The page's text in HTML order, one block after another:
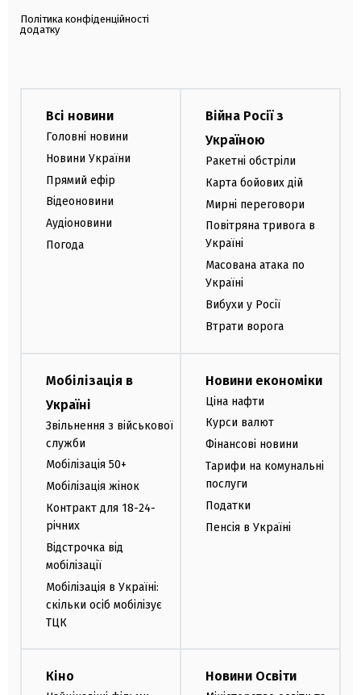
Політика конфіденційності
додатку
Всі новини
Головні новини
Новини України
Прямий ефір
Відеоновини
Аудіоновини
Погода
Війна Росії з
Україною
Ракетні обстріли
Карта бойових дій
Мирні переговори
Повітряна тривога в
Україні
Масована атака по
Україні
Вибухи у Росії
Втрати ворога
Мобілізація в
Україні
Звільнення з військової
служби
Мобілізація 50+
Мобілізація жінок
Контракт для 18-24-
річних
Відстрочка від
мобілізації
Мобілізація в Україні:
скільки осіб мобілізує
ТЦК
Новини економіки
Ціна нафти
Курси валют
Фінансові новини
Тарифи на комунальні
послуги
Податки
Пенсія в Україні
Кіно Новини Освіти